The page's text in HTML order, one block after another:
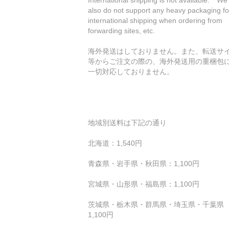
also do not support any heavy packaging
international shipping when ordering from
forwarding sites, etc.
海外発送はしておりません。また、転送サ
等からご注文の際の、海外発送用の重梱包
一切対応しておりません。
地域別送料は下記の通り
北海道：1,540円
青森県・岩手県・秋田県：1,100円
宮城県・山形県・福島県：1,100円
茨城県・栃木県・群馬県・埼玉県・千葉県
1,100円